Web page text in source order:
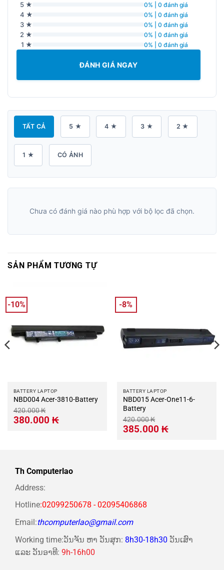
5 ★ 0% | 0 đánh giá
4 ★ 0% | 0 đánh giá
3 ★ 0% | 0 đánh giá
2 ★ 0% | 0 đánh giá
1 ★ 0% | 0 đánh giá
ĐÁNH GIÁ NGAY
TẤT CẢ 5 ★ 4 ★ 3 ★ 2 ★
1 ★ CÓ ẢNH
Chưa có đánh giá nào phù hợp với bộ lọc đã chọn.
SẢN PHẨM TƯƠNG TỰ
-10%
BATTERY LAPTOP
NBD004 Acer-3810-Battery
420.000₭
Giá
gốc
380.000 ₭Giá
hiện
-8%
BATTERY LAPTOP
NBD015 Acer-One11-6-
Battery
420.000₭
Giá
gốc
385.000 ₭Giá
hiện
Th Computerlao
Address:
Hotline:02099250678 - 02095406868
Email:thcomputerlao@gmail.com
Working time:ວັນຈັນ ຫາ ວັນສຸກ: 8h30-18h30 ວັນເສົາ
ແລະ ວັນອາທີ: 9h-16h00